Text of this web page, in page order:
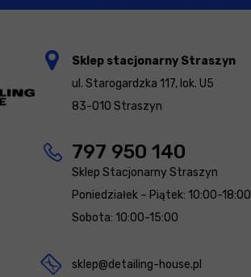
Sklep stacjonarny Straszyn
ul. Starogardzka 117, lok. U5
83-010 Straszyn
797 950 140
Sklep Stacjonarny Straszyn
Poniedziałek – Piątek: 10:00-18:00
Sobota: 10:00-15:00
sklep@detailing-house.pl